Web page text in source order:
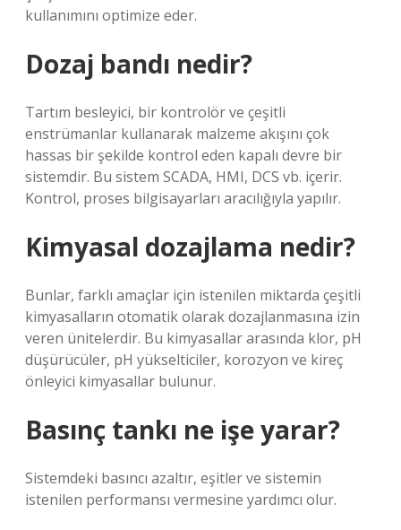
kullanımını optimize eder.
Dozaj bandı nedir?
Tartım besleyici, bir kontrolör ve çeşitli
enstrümanlar kullanarak malzeme akışını çok
hassas bir şekilde kontrol eden kapalı devre bir
sistemdir. Bu sistem SCADA, HMI, DCS vb. içerir.
Kontrol, proses bilgisayarları aracılığıyla yapılır.
Kimyasal dozajlama nedir?
Bunlar, farklı amaçlar için istenilen miktarda çeşitli
kimyasalların otomatik olarak dozajlanmasına izin
veren ünitelerdir. Bu kimyasallar arasında klor, pH
düşürücüler, pH yükselticiler, korozyon ve kireç
önleyici kimyasallar bulunur.
Basınç tankı ne işe yarar?
Sistemdeki basıncı azaltır, eşitler ve sistemin
istenilen performansı vermesine yardımcı olur.